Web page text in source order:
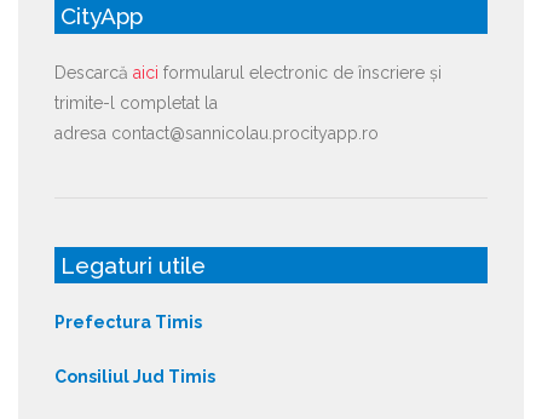
CityApp
Descarcă aici formularul electronic de înscriere și
trimite-l completat la
adresa contact@sannicolau.procityapp.ro
Legaturi utile
Prefectura Timis
Consiliul Jud Timis